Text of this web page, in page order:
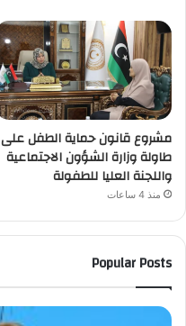
مشروع قانون حماية الطفل على
طاولة وزارة الشؤون الاجتماعية
واللجنة العليا للطفولة
منذ 4 ساعات
Popular Posts